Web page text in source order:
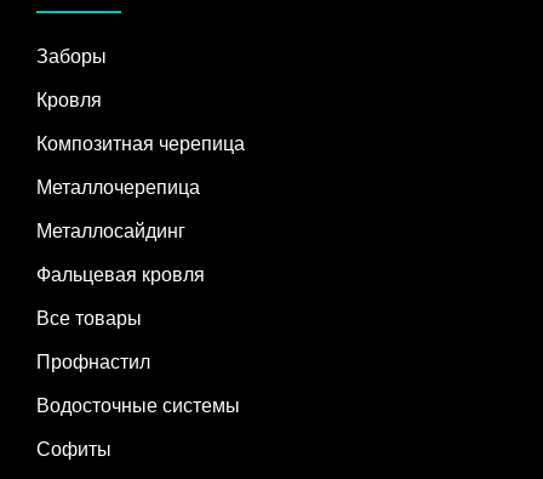
Заборы
Кровля
Композитная черепица
Металлочерепица
Металлосайдинг
Фальцевая кровля
Все товары
Профнастил
Водосточные системы
Софиты